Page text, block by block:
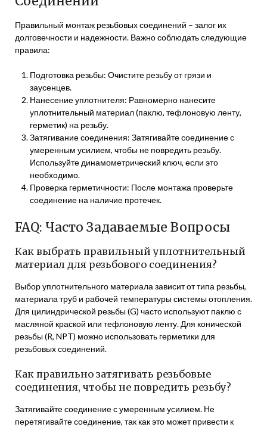
Правильный монтаж резьбовых соединений – залог их
долговечности и надежности. Важно соблюдать следующие
правила:
Подготовка резьбы: Очистите резьбу от грязи и
заусенцев.
Нанесение уплотнителя: Равномерно нанесите
уплотнительный материал (паклю, тефлоновую ленту,
герметик) на резьбу.
Затягивание соединения: Затягивайте соединение с
умеренным усилием, чтобы не повредить резьбу.
Используйте динамометрический ключ, если это
необходимо.
Проверка герметичности: После монтажа проверьте
соединение на наличие протечек.
FAQ: Часто Задаваемые Вопросы
Как выбрать правильный уплотнительный
материал для резьбового соединения?
Выбор уплотнительного материала зависит от типа резьбы,
материала труб и рабочей температуры системы отопления.
Для цилиндрической резьбы (G) часто используют паклю с
масляной краской или тефлоновую ленту. Для конической
резьбы (R, NPT) можно использовать герметики для
резьбовых соединений.
Как правильно затягивать резьбовые
соединения, чтобы не повредить резьбу?
Затягивайте соединение с умеренным усилием. Не
перетягивайте соединение, так как это может привести к